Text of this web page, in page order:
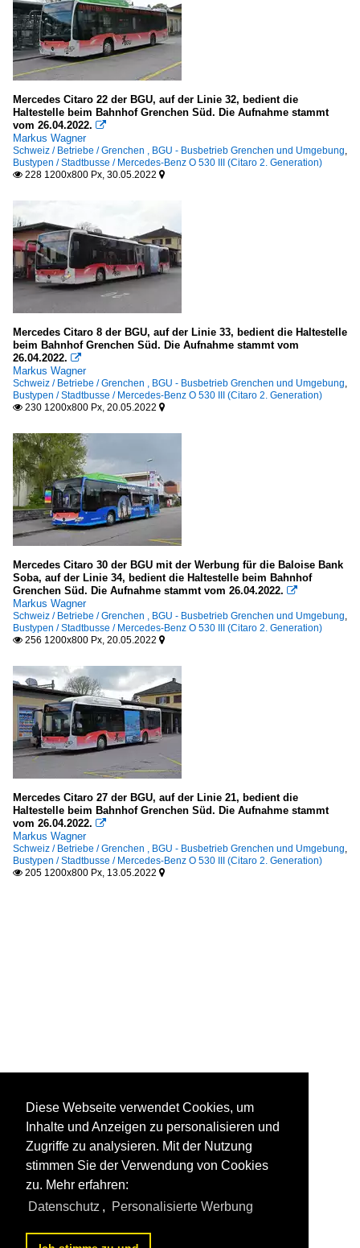
Mercedes Citaro 22 der BGU, auf der Linie 32, bedient die
Haltestelle beim Bahnhof Grenchen Süd. Die Aufnahme stammt
vom 26.04.2022. 
Markus Wagner
Schweiz / Betriebe / Grenchen , BGU - Busbetrieb Grenchen und Umgebung,
Bustypen / Stadtbusse / Mercedes-Benz O 530 III (Citaro 2. Generation)
 228 1200x800 Px, 30.05.2022 
Mercedes Citaro 8 der BGU, auf der Linie 33, bedient die Haltestelle
beim Bahnhof Grenchen Süd. Die Aufnahme stammt vom
26.04.2022. 
Markus Wagner
Schweiz / Betriebe / Grenchen , BGU - Busbetrieb Grenchen und Umgebung,
Bustypen / Stadtbusse / Mercedes-Benz O 530 III (Citaro 2. Generation)
 230 1200x800 Px, 20.05.2022 
Mercedes Citaro 30 der BGU mit der Werbung für die Baloise Bank
Soba, auf der Linie 34, bedient die Haltestelle beim Bahnhof
Grenchen Süd. Die Aufnahme stammt vom 26.04.2022. 
Markus Wagner
Schweiz / Betriebe / Grenchen , BGU - Busbetrieb Grenchen und Umgebung,
Bustypen / Stadtbusse / Mercedes-Benz O 530 III (Citaro 2. Generation)
 256 1200x800 Px, 20.05.2022 
Mercedes Citaro 27 der BGU, auf der Linie 21, bedient die
Haltestelle beim Bahnhof Grenchen Süd. Die Aufnahme stammt
vom 26.04.2022. 
Markus Wagner
Schweiz / Betriebe / Grenchen , BGU - Busbetrieb Grenchen und Umgebung,
Bustypen / Stadtbusse / Mercedes-Benz O 530 III (Citaro 2. Generation)
 205 1200x800 Px, 13.05.2022 
Diese Webseite verwendet Cookies, um
Inhalte und Anzeigen zu personalisieren und
Zugriffe zu analysieren. Mit der Nutzung
stimmen Sie der Verwendung von Cookies
zu. Mehr erfahren:
Datenschutz , Personalisierte Werbung